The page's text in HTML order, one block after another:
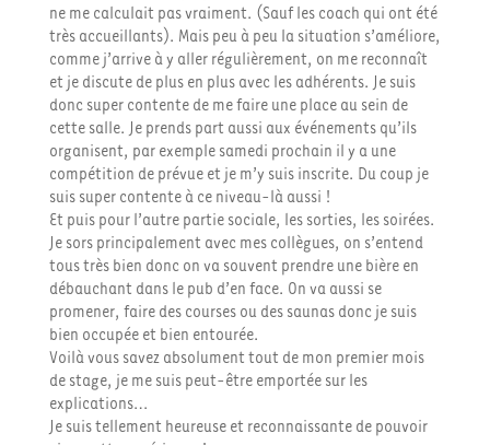
ne me calculait pas vraiment. (Sauf les coach qui ont été
très accueillants). Mais peu à peu la situation s’améliore,
comme j’arrive à y aller régulièrement, on me reconnaît
et je discute de plus en plus avec les adhérents. Je suis
donc super contente de me faire une place au sein de
cette salle. Je prends part aussi aux événements qu’ils
organisent, par exemple samedi prochain il y a une
compétition de prévue et je m’y suis inscrite. Du coup je
suis super contente à ce niveau-là aussi !
Et puis pour l’autre partie sociale, les sorties, les soirées.
Je sors principalement avec mes collègues, on s’entend
tous très bien donc on va souvent prendre une bière en
débauchant dans le pub d’en face. On va aussi se
promener, faire des courses ou des saunas donc je suis
bien occupée et bien entourée.
Voilà vous savez absolument tout de mon premier mois
de stage, je me suis peut-être emportée sur les
explications…
Je suis tellement heureuse et reconnaissante de pouvoir